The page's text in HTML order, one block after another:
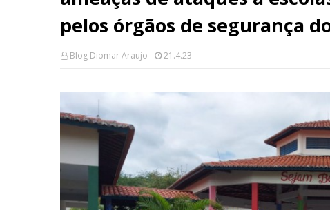
pelos órgãos de segurança
Blog Diomar Araujo 21.4.23